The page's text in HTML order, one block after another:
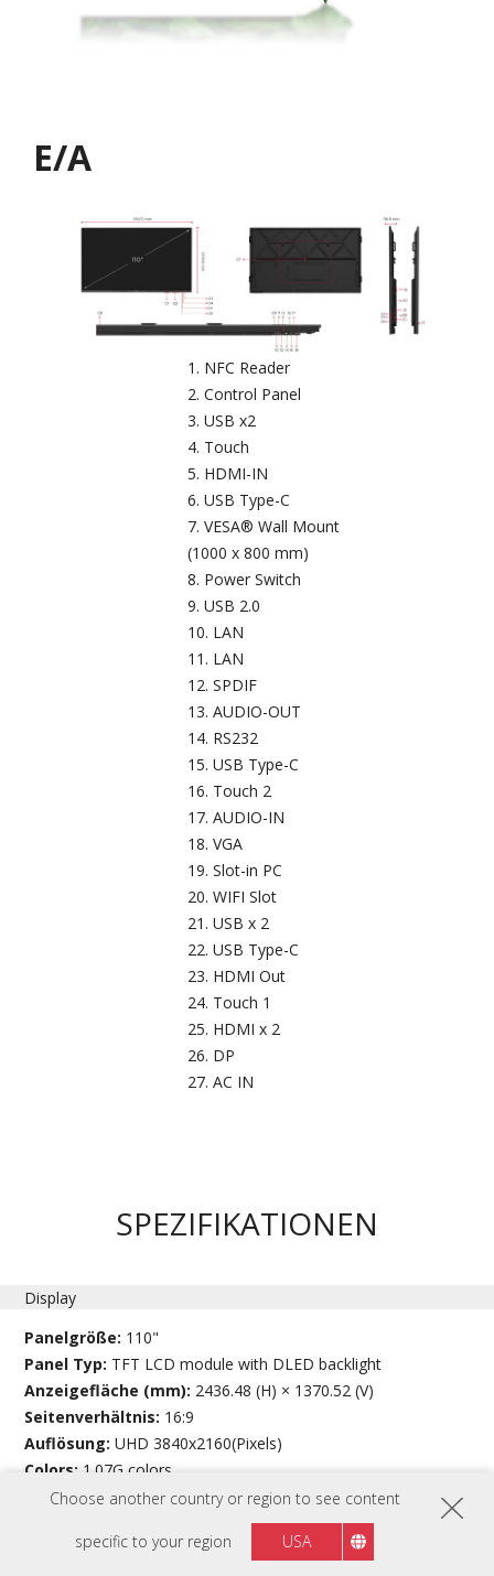
Choose another country or region to see content
specific to your region USA
E/A
NFC Reader
Control Panel
USB x2
Touch
HDMI-IN
USB Type-C
VESA® Wall Mount
(1000 x 800 mm)
Power Switch
USB 2.0
LAN
LAN
SPDIF
AUDIO-OUT
RS232
USB Type-C
Touch 2
AUDIO-IN
VGA
Slot-in PC
WIFI Slot
USB x 2
USB Type-C
HDMI Out
Touch 1
HDMI x 2
DP
AC IN
SPEZIFIKATIONEN
Display
Panelgröße: 110"
Panel Typ: TFT LCD module with DLED backlight
Anzeigefläche (mm): 2436.48 (H) × 1370.52 (V)
Seitenverhältnis: 16:9
Auflösung:UHD 3840x2160(Pixels)
Colors: 1.07G colors
Helligkeit:400 nits
5000:1(Min. with DCR enabled)